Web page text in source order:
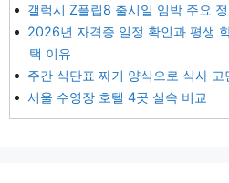
갤럭시 Z플립8 출시일 임박 주요
2026년 자격증 일정 확인과 평생
택 이유
주간 식단표 짜기 양식으로 식사 고
서울 수영장 호텔 4곳 실속 비교